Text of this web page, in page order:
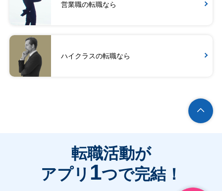
営業職の転職なら
ハイクラスの転職なら
転職活動が
アプリ 1つで完結！